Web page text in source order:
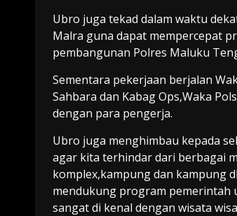
Ubro juga tekad dalam waktu
Malra guna dapat mempercepat
pembangunan Polres Maluku
Sementara pekerjaan berjalan
Sahbara dan Kabag Ops,Waka
dengan para pengerja.
Ubro juga menghimbau kepada
agar kita terhindar dari berbagai
komplex,kampung dan kampung
mendukung program pemerintah
sangat di kenal dengan wisata